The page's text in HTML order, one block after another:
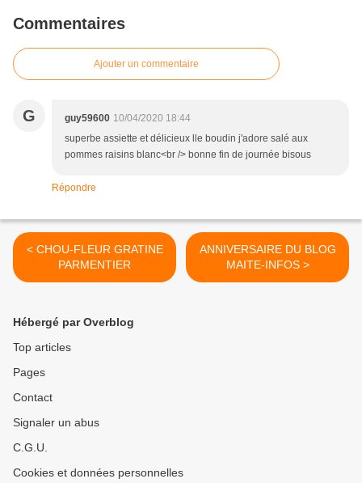
Commentaires
Ajouter un commentaire
G guy59600 10/04/2020 18:44
superbe assiette et délicieux lle boudin j'adore salé aux
pommes raisins blanc<br /> bonne fin de journée bisous
Répondre
< CHOU-FLEUR GRATINE
PARMENTIER
ANNIVERSAIRE DU BLOG
MAITE-INFOS >
Hébergé par Overblog
Top articles
Pages
Contact
Signaler un abus
C.G.U.
Cookies et données personnelles